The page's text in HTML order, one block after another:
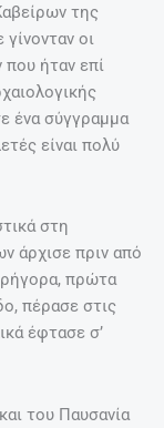
της
οι
ήταν επί
ένα σύγγραμμα
είναι πολύ
στη
άρχισε πριν από
πρώτα
πέρασε στις
έφτασε σ’
του Παυσανία